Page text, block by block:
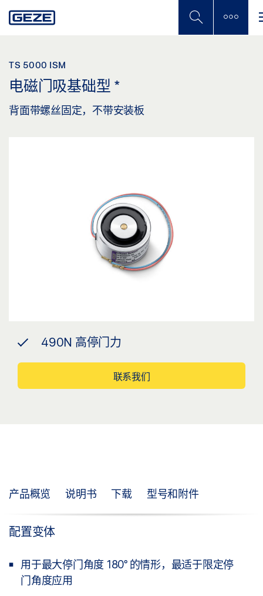
to
TS 5000 ISM
电磁门吸基础型 *
背面带螺丝固定，不带安装板
490N 高停门力
联系我们
产品概览 说明书 下载 型号和附件
配置变体
用于最大停门角度 180° 的情形，最适于限定停
门角度应用